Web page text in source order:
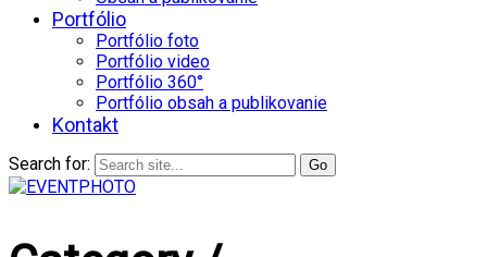
Portfólio
Portfólio foto
Portfólio video
Portfólio 360°
Portfólio obsah a publikovanie
Kontakt
Search for: